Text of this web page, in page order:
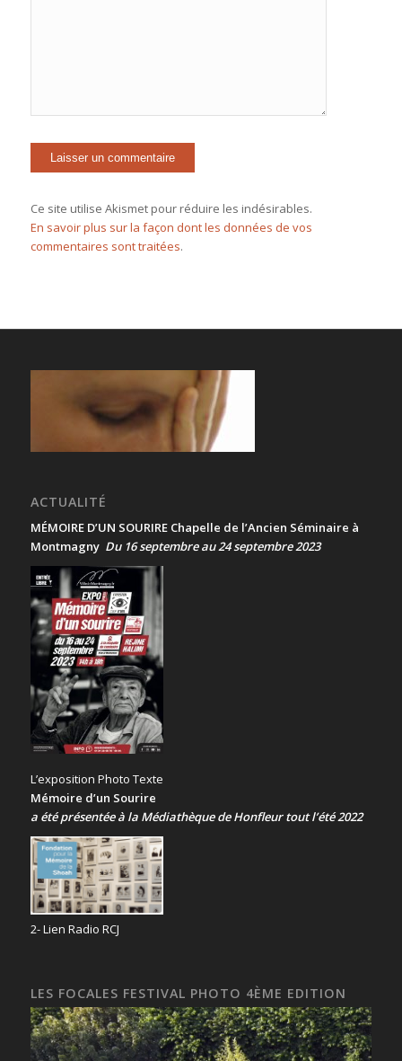
Ce site utilise Akismet pour réduire les indésirables.
En savoir plus sur la façon dont les données de vos
commentaires sont traitées.
ACTUALITÉ
MÉMOIRE D’UN SOURIRE Chapelle de l’Ancien Séminaire à
Montmagny Du 16 septembre au 24 septembre 2023
L’exposition Photo Texte
Mémoire d’un Sourire
a été présentéeà la Médiathèque de Honfleur tout l’été 2022
2- Lien Radio RCJ
LES FOCALES FESTIVAL PHOTO 4ÈME EDITION